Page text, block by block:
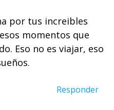
por tus increibles
momentos que
Eso no es viajar, eso
Responder